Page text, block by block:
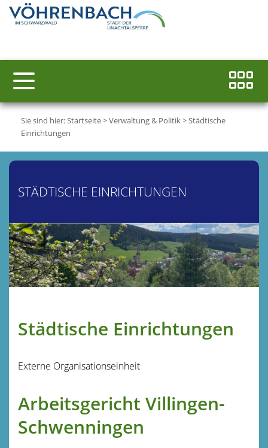
Sie sind hier:Startseite>Verwaltung & Politik>Städtische
Einrichtungen
STÄDTISCHE EINRICHTUNGEN
Städtische Einrichtungen
Externe Organisationseinheit
Arbeitsgericht Villingen-
Schwenningen